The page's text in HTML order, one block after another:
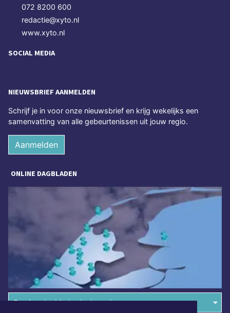
072 8200 600
redactie@xyto.nl
www.xyto.nl
SOCIAL MEDIA
NIEUWSBRIEF AANMELDEN
Schrijf je in voor onze nieuwsbrief en krijg wekelijks een
samenvatting van alle gebeurtenissen uit jouw regio.
Aanmelden
ONLINE DAGBLADEN
Overige dagbladen in de regio